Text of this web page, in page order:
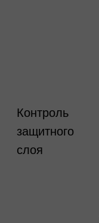
Контроль
защитного
слоя